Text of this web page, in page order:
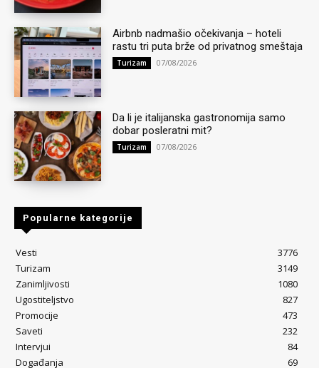
Airbnb nadmašio očekivanja – hoteli
rastu tri puta brže od privatnog smeštaja
Turizam 07/08/2026
Da li je italijanska gastronomija samo
dobar posleratni mit?
Turizam 07/08/2026
Popularne kategorije
Vesti
3776
Turizam
3149
Zanimljivosti
1080
Ugostiteljstvo
827
Promocije
473
Saveti
232
Intervjui
84
Događanja
69